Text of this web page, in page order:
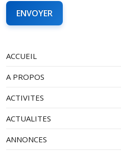
ACCUEIL
A PROPOS
ACTIVITES
ACTUALITES
ANNONCES